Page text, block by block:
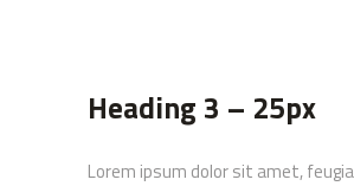
Heading 3 – 25px
Lorem ipsum dolor sit amet,